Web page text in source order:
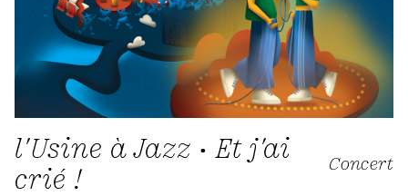
l'Usine à Jazz • Et j'ai
crié !
Concert